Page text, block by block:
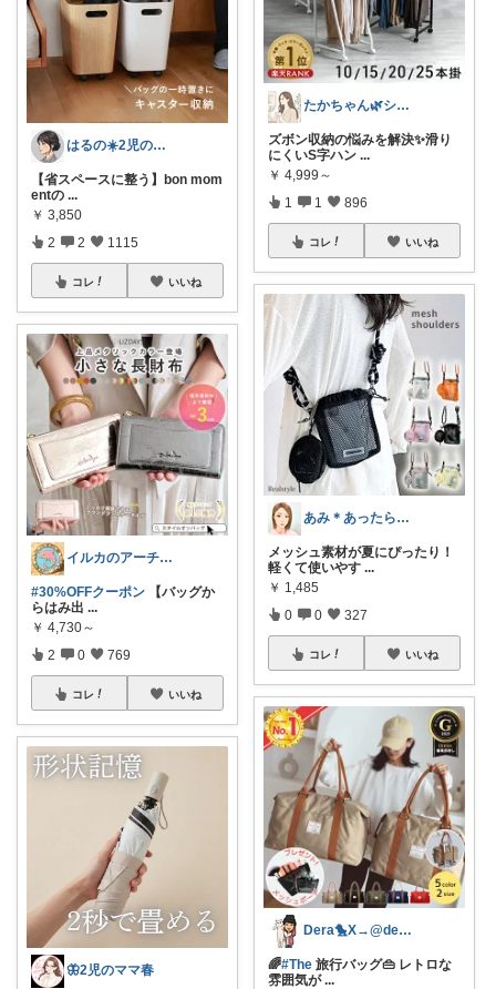
はるの☀️2児のママ𓂃◌𓈒𓐍
【省スペースに整う】bon mom
entの ...
￥ 3,850
2 2 1115
コレ いいね
イルカのアーチ🐬🌈朝コレ
#30%OFFクーポン 【バッグか
らはみ出 ...
￥ 4,730～
2 0 769
コレ いいね
🦋2児のママ春
たかちゃん🌿シンプルで心地よい暮らし
ズボン収納の悩みを解決✨滑り
にくいS字ハン ...
￥ 4,999～
1 1 896
コレ いいね
あみ＊あったら便利がたくさん🛒‼️✨
メッシュ素材が夏にぴったり！
軽くて使いやす ...
￥ 1,485
0 0 327
コレ いいね
Dera🐤X→@dera_room
🌈#The 旅行バッグ👜 レトロな
雰囲気が ...